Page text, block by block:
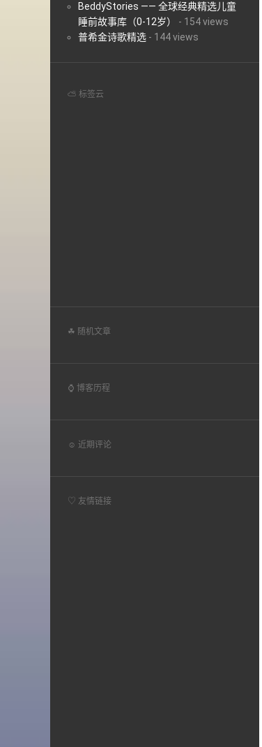
BeddyStories —— 全球经典精选儿童
睡前故事库（0-12岁）
- 154 views
普希金诗歌精选 - 144 views
⛅ 标签云
☘ 随机文章
⌚ 博客历程
☺ 近期评论
♡ 友情链接